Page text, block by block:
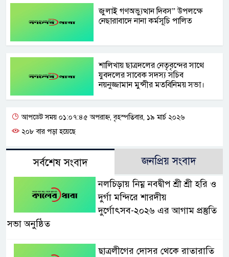
জুলাই গণঅভ্যুত্থান দিবস” উপলক্ষে
নেছারাবাদে নানা কর্মসূচি পালিত
শালিখায় ছাত্রদলের নেতৃবৃন্দের সাথে
যুবদলের সাবেক সদস্য সচিব
নয়নুজ্জামান মুন্সীর মতবিনিময় সভা।
আপডেট সময় ০১:০৭:৪৫ অপরাহ্ন, বৃহস্পতিবার, ১৯ মার্চ ২০২৬
২০৮ বার পড়া হয়েছে
সর্বশেষ সংবাদ জনপ্রিয় সংবাদ
নলচিড়ায় নিম্ন নবদ্বীপ শ্রী শ্রী হরি ও
দুর্গা মন্দিরে শারদীয়
দুর্গোৎসব-২০২৬ এর আগাম প্রস্তুতি
সভা অনুষ্ঠিত
ছাত্রলীগের দোসর থেকে রাতারাতি